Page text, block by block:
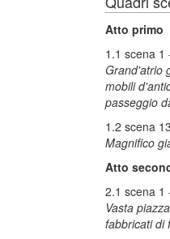
Atto primo
1.1 scena 1
Grand'atrio
mobili
passeggio
1.2 scena
Magnifico
Atto
2.1 scena 1
Vasta
fabbricati di